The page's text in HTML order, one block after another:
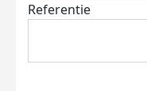
Referentie